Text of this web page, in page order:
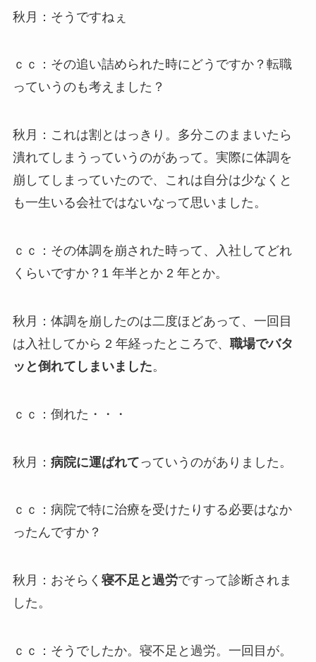
秋月：そうですねぇ
ｃｃ：その追い詰められた時にどうですか？転職
っていうのも考えました？
秋月：これは割とはっきり。多分このままいたら
潰れてしまうっていうのがあって。実際に体調を
崩してしまっていたので、これは自分は少なくと
も一生いる会社ではないなって思いました。
ｃｃ：その体調を崩された時って、入社してどれ
くらいですか？1 年半とか 2 年とか。
秋月：体調を崩したのは二度ほどあって、一回目
は入社してから 2 年経ったところで、 職場でバタ
ッと倒れてしまいました。
ｃｃ：倒れた・・・
秋月： 病院に運ばれてっていうのがありました。
ｃｃ：病院で特に治療を受けたりする必要はなか
ったんですか？
秋月：おそらく 寝不足と過労ですって診断されま
した。
ｃｃ：そうでしたか。寝不足と過労。一回目が。